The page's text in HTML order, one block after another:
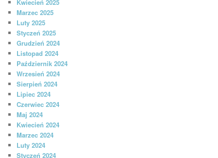
Kwiecień 2025
Marzec 2025
Luty 2025
Styczeń 2025
Grudzień 2024
Listopad 2024
Październik 2024
Wrzesień 2024
Sierpień 2024
Lipiec 2024
Czerwiec 2024
Maj 2024
Kwiecień 2024
Marzec 2024
Luty 2024
Styczeń 2024